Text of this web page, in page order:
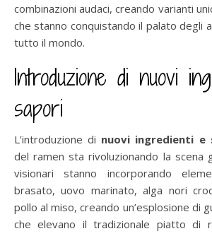
combinazioni audaci, creando varianti
che stanno conquistando il palato degli
tutto il mondo.
Introduzione di nuovi
sapori
L’introduzione di nuovi ingredienti e
del ramen sta rivoluzionando la scena
visionari stanno incorporando
brasato, uovo marinato, alga nori
pollo al miso, creando un’esplosione di
che elevano il tradizionale piatto di